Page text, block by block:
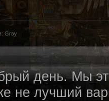
Gray
день. Мы
не лучший